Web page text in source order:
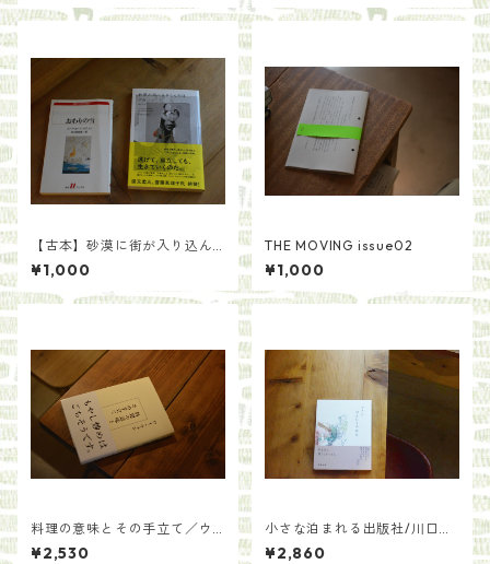
【古本】砂漠に街が入り込ん
だ日／グカ・ハン 著 原正人訳
¥1,000
THE MOVING issue02
¥1,000
料理の意味とその手立て／ウ
ー・ウェン
¥2,530
小さな泊まれる出版社/川口
瞬 來住友美
¥2,860